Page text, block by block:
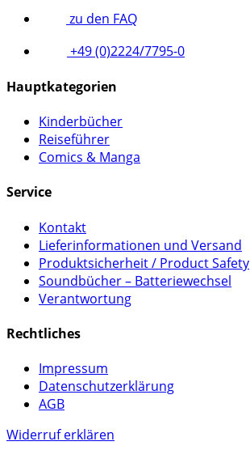
zu den FAQ
+49 (0)2224/7795-0
Hauptkategorien
Kinderbücher
Reiseführer
Comics & Manga
Service
Kontakt
Lieferinformationen und Versand
Produktsicherheit / Product Safety
Soundbücher – Batteriewechsel
Verantwortung
Rechtliches
Impressum
Datenschutzerklärung
AGB
Widerruf erklären